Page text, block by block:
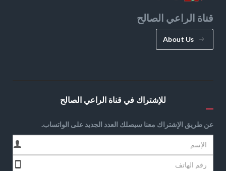
قناة الراعي الصالح
About Us
للإشتراك في قناة الراعي الصالح
عن طريق الإشتراك معنا سيصلك العدد الجديد على الواتساب.